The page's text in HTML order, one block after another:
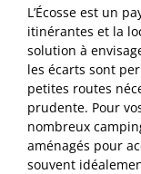
L’Écosse est un
itinérantes et la
solution à
les écarts sont
petites routes
prudente. Pour
nombreux
aménagés pour
souvent